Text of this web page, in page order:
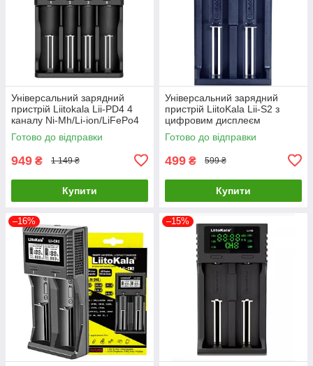
Універсальний зарядний
пристрій Liitokala Lii-PD4 4
каналу Ni-Mh/Li-ion/LiFePo4
220V/12V LCD
Готово до відправки
949 ₴ 1 149 ₴
Купити
Універсальний зарядний
пристрій LiitoKala Lii-S2 з
цифровим дисплеєм
Готово до відправки
499 ₴ 599 ₴
Купити
–16% –15%